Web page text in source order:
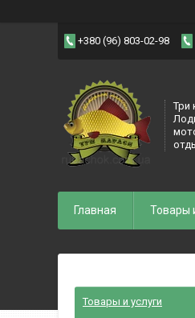
+380 (96) 803-02-98
Три
Главная Товары
Товары и услуги